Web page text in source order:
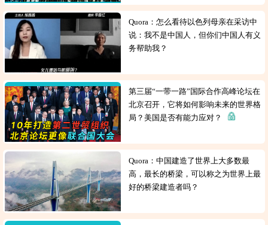
Quora：怎么看待以色列母亲在采访中
说：我不是中国人，但你们中国人有义
务帮助我？
第三届“一带一路”国际合作高峰论坛在
北京召开，它将如何影响未来的世界格
局？美国是否有能力应对？
Quora：中国建造了世界上大多数最
高，最长的桥梁，可以称之为世界上最
好的桥梁建造者吗？